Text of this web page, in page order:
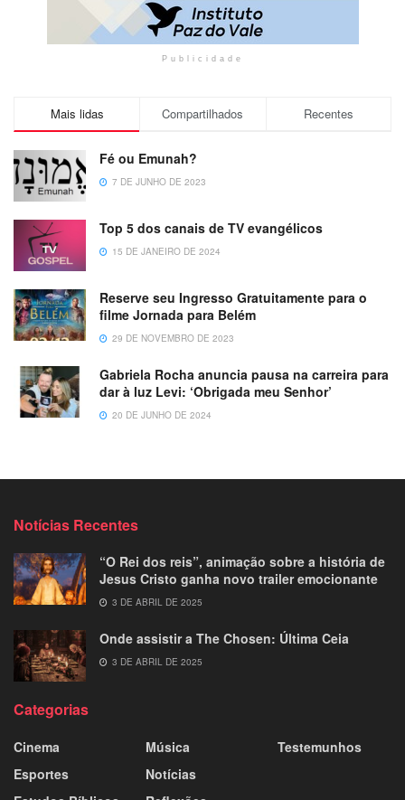
Publicidade
Mais lidas Compartilhados Recentes
Fé ou Emunah?
7 DE JUNHO DE 2023
Top 5 dos canais de TV evangélicos
15 DE JANEIRO DE 2024
Reserve seu Ingresso Gratuitamente para o
filme Jornada para Belém
29 DE NOVEMBRO DE 2023
Gabriela Rocha anuncia pausa na carreira para
dar à luz Levi: ‘Obrigada meu Senhor’
20 DE JUNHO DE 2024
Notícias Recentes
“O Rei dos reis”, animação sobre a história de
Jesus Cristo ganha novo trailer emocionante
3 DE ABRIL DE 2025
Onde assistir a The Chosen: Última Ceia
3 DE ABRIL DE 2025
Categorias
Cinema
Esportes
Música
Notícias
Testemunhos